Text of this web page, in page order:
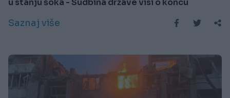
u stanju šoka - Sudbina države visi o koncu
Saznaj više